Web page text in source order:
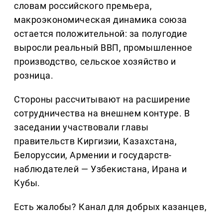
словам российского премьера,
макроэкономическая динамика союза
остается положительной: за полугодие
выросли реальный ВВП, промышленное
производство, сельское хозяйство и
розница.
Стороны рассчитывают на расширение
сотрудничества на внешнем контуре. В
заседании участвовали главы
правительств Киргизии, Казахстана,
Белоруссии, Армении и государств-
наблюдателей — Узбекистана, Ирана и
Кубы.
Есть жалобы? Канал для добрых казанцев,